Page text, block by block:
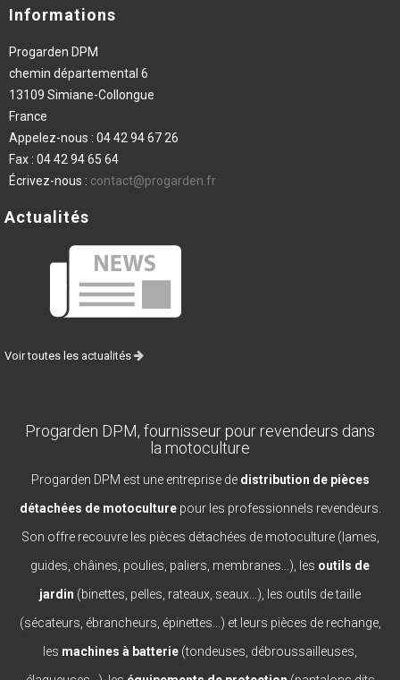
Informations
Progarden DPM
chemin départemental 6
13109 Simiane-Collongue
France
Appelez-nous : 04 42 94 67 26
Fax : 04 42 94 65 64
Écrivez-nous : contact@progarden.fr
Actualités
Voir toutes les actualités
Progarden DPM, fournisseur pour revendeurs dans
la motoculture
Progarden DPM est une entreprise de distribution de pièces
détachées de motoculturepour les professionnels revendeurs.
Son offre recouvre les pièces détachées de motoculture (lames,
guides, châines, poulies, paliers, membranes...), les outils de
jardin (binettes, pelles, rateaux, seaux...), les outils de taille
(sécateurs, ébrancheurs, épinettes...) et leurs pièces de rechange,
les machines à batterie (tondeuses, débroussailleuses,